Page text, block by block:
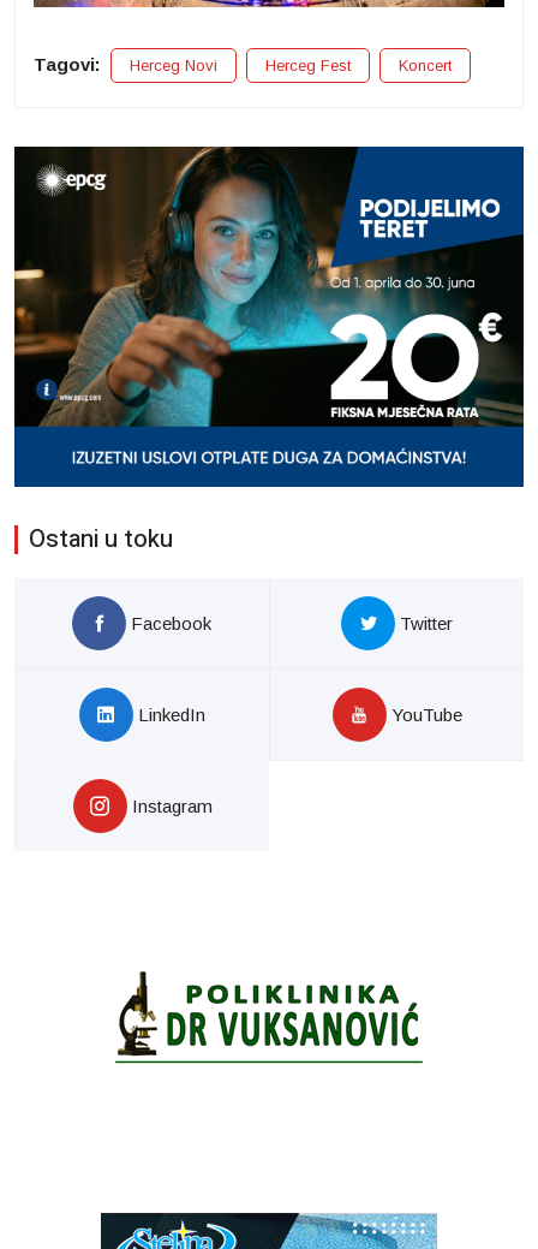
Tagovi: Herceg Novi Herceg Fest Koncert
Ostani u toku
Facebook Twitter
LinkedIn YouTube
Instagram